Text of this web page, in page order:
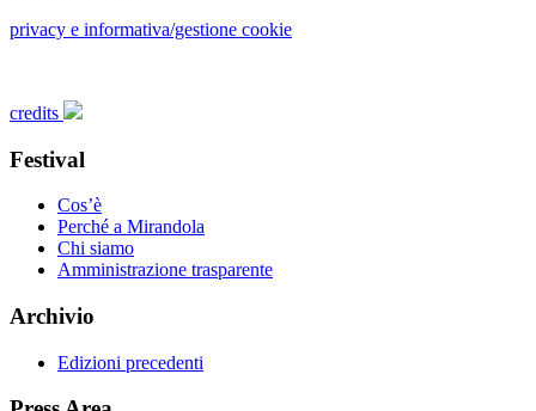
privacy e informativa/gestione cookie
credits
Festival
Cos’è
Perché a Mirandola
Chi siamo
Amministrazione trasparente
Archivio
Edizioni precedenti